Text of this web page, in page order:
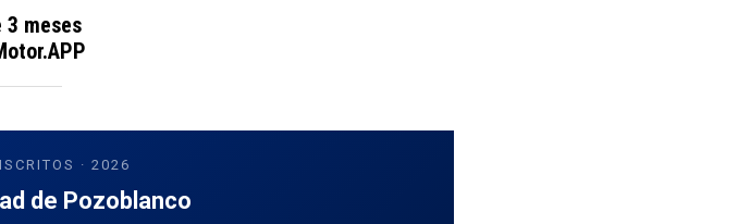
3 meses
· 2026
de Pozoblanco